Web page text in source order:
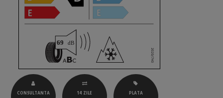
CONSULTANTA
14 ZILE
PLATA